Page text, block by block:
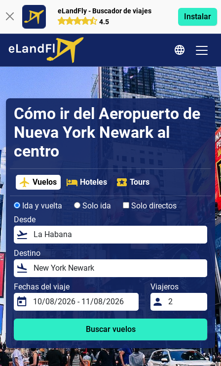
eLandFly - Buscador de viajes
4.5
Instalar
Cómo ir del Aeropuerto de
Nueva York Newark al
centro
Vuelos Hoteles Tours
Ida y vuelta Solo ida
Solo directos
Desde
Destino
Fechas del viaje Viajeros
Buscar vuelos